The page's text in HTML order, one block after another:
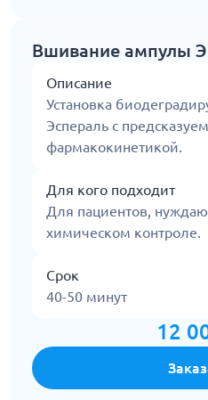
Вшивание ампулы
Описание
Установка
Эспераль с
фармакокинетикой.
Для кого подходит
Для пациентов,
химическом контроле.
Срок
40-50 минут
12